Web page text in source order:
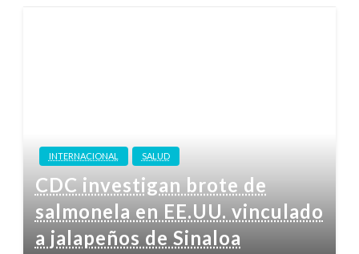
INTERNACIONAL SALUD
CDC investigan brote de
salmonela en EE.UU. vinculado
a jalapeños de Sinaloa